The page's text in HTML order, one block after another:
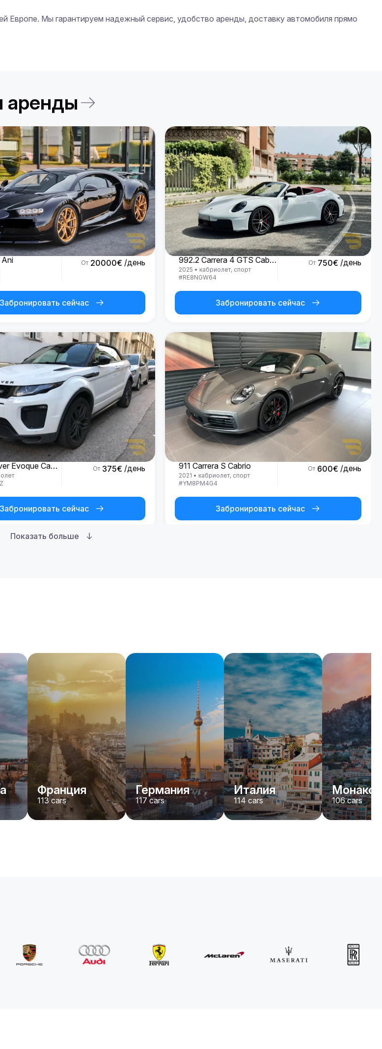
Европе. Мы гарантируем надежный сервис, удобство аренды, доставку автомобиля прямо
аренды
Ani
От 20000€ /день
Забронировать сейчас
Porsche
992.2 Carrera 4 GTS Cabrio '25
2025 • кабриолет, спорт
#RE8NGW64
От 750€ /день
Забронировать сейчас
Range Rover Evoque Cabrio
От 375€ /день
Забронировать сейчас
Porsche
911 Carrera S Cabrio
2021 • кабриолет, спорт
#YM8PM4G4
От 600€ /день
Забронировать сейчас
спорт
От 1500
Забронировать сейчас
Rolls-Royce
2022•кабриолет
YJPXZKDA
От 2200
Забронировать сейчас
Показать больше
Франция
113cars
Германия
117 cars
Италия
114 cars
Монако
106cars